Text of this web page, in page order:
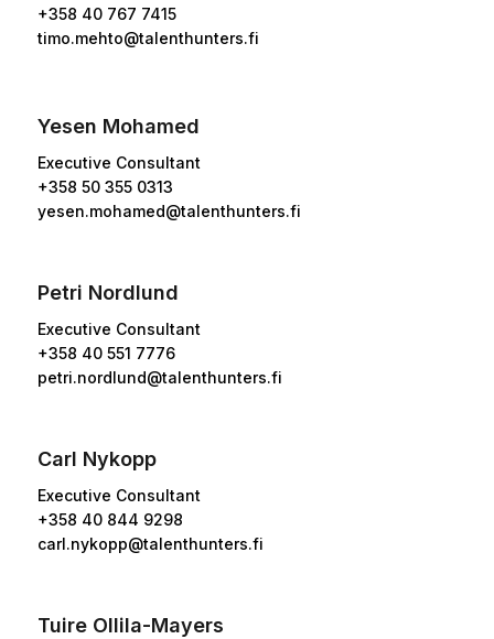
+358 40 767 7415
timo.mehto@talenthunters.fi
Yesen Mohamed
Executive Consultant
+358 50 355 0313
yesen.mohamed@talenthunters.fi
Petri Nordlund
Executive Consultant
+358 40 551 7776
petri.nordlund@talenthunters.fi
Carl Nykopp
Executive Consultant
+358 40 844 9298
carl.nykopp@talenthunters.fi
Tuire Ollila-Mayers